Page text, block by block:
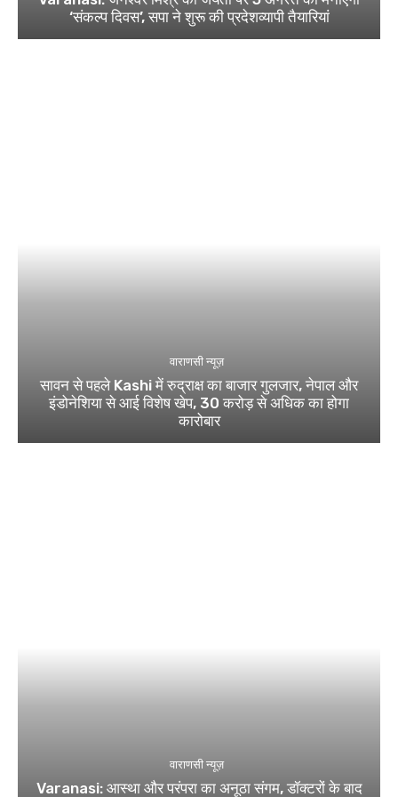
‘संकल्प दिवस’, सपा ने शुरू की प्रदेशव्यापी तैयारियां
वाराणसी न्यूज़
सावन से पहले Kashi में रुद्राक्ष का बाजार गुलजार, नेपाल और
इंडोनेशिया से आई विशेष खेप, 30 करोड़ से अधिक का होगा
कारोबार
वाराणसी न्यूज़
Varanasi: आस्था और परंपरा का अनूठा संगम, डॉक्टरों के बाद